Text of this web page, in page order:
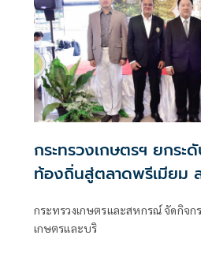
กระทรวงเกษตรฯ ยกระ
ท้องถิ่นสู่ตลาดพรีเมียม
กระทรวงเกษตรและสหกรณ์ จัดกิจก
เกษตรและบริ